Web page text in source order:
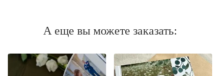
А еще вы можете заказать: